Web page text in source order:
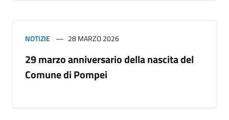
NOTIZIE 28 MARZO 2026
29 marzo anniversario della nascita del
Comune di Pompei